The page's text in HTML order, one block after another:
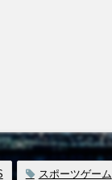
スポーツゲーム